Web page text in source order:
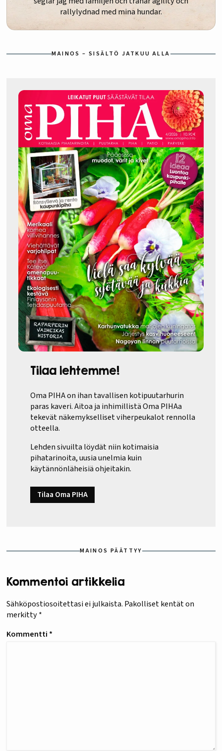
rallylydnad med mina hundar.
MAINOS – SISÄLTÖ JATKUU ALLA
Tilaa lehtemme!
Oma PIHA on ihan tavallisen kotipuutarhurin
paras kaveri. Aitoa ja inhimillistä Oma PIHAa
tekevät näkemykselliset viherpeukalot rennolla
otteella.
Lehden sivuilta löydät niin kotimaisia
pihatarinoita, uusia unelmia kuin
käytännönläheisiä ohjeitakin.
Tilaa Oma PIHA
MAINOS PÄÄTTYY
Kommentoi artikkelia
Sähköpostiosoitettasi ei julkaista. Pakolliset kentät on
merkitty*
Kommentti *